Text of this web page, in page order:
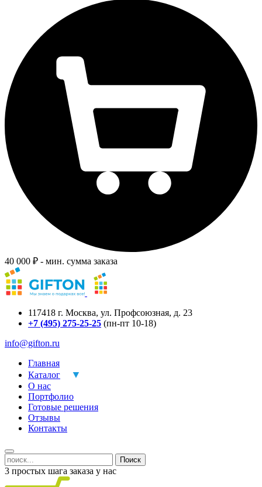
40 000 ₽ - мин. сумма заказа
117418 г. Москва, ул. Профсоюзная, д. 23
+7 (495) 275-25-25 (пн-пт 10-18)
info@gifton.ru
Главная
Каталог
О нас
Портфолио
Готовые решения
Отзывы
Контакты
Поиск
3 простых шага заказа у нас